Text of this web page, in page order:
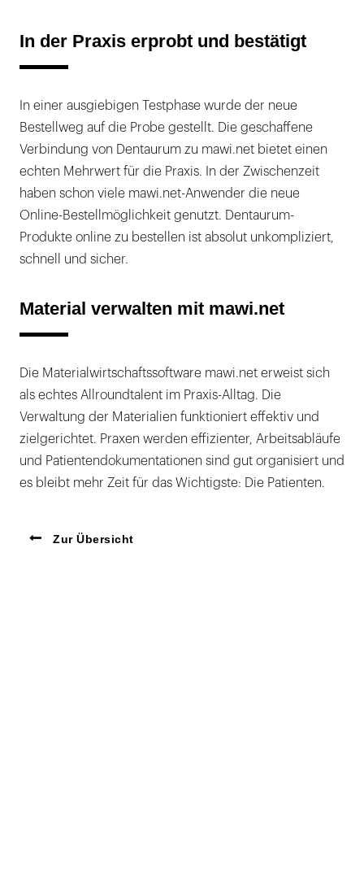
In der Praxis erprobt und bestätigt
In einer ausgiebigen Testphase wurde der neue
Bestellweg auf die Probe gestellt. Die geschaffene
Verbindung von Dentaurum zu mawi.net bietet einen
echten Mehrwert für die Praxis. In der Zwischenzeit
haben schon viele mawi.net-Anwender die neue
Online-Bestellmöglichkeit genutzt. Dentaurum-
Produkte online zu bestellen ist absolut unkompliziert,
schnell und sicher.
Material verwalten mit mawi.net
Die Materialwirtschaftssoftware mawi.net erweist sich
als echtes Allroundtalent im Praxis-Alltag. Die
Verwaltung der Materialien funktioniert effektiv und
zielgerichtet. Praxen werden effizienter, Arbeitsabläufe
und Patientendokumentationen sind gut organisiert und
es bleibt mehr Zeit für das Wichtigste: Die Patienten.
Zur Übersicht